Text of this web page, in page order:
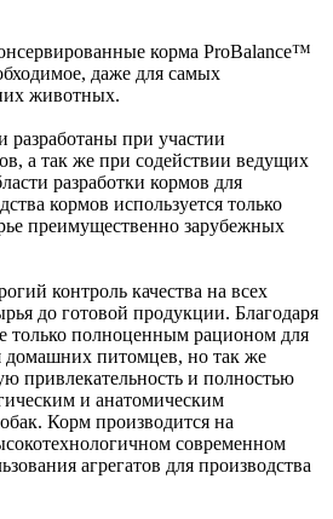
корма ProBalance™
даже для самых
животных.
разработаны при участии
а так же при содействии ведущих
разработки кормов для
кормов используется только
преимущественно зарубежных
контроль качества на всех
до готовой продукции. Благодаря
только полноценным рационом для
домашних питомцев, но так же
привлекательность и полностью
и анатомическим
Корм производится на
современном
агрегатов для производства